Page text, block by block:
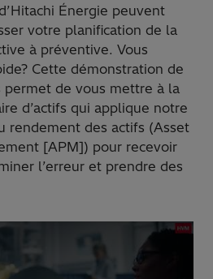
Énergie peuvent
votre planification de la
à préventive. Vous
Cette démonstration de
permet de vous mettre à la
d’actifs qui applique notre
rendement des actifs (Asset
[APM]) pour recevoir
l’erreur et prendre des